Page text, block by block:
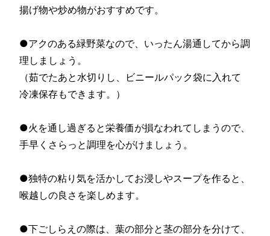
揚げ物や炒め物がおすすめです。
●アクのある緑野菜なので、いったん湯通してから調
理しましょう。
（茹でたあと水切りし、ビニールパック袋に入れて
冷凍保存もできます。）
●火を通し過ぎると栄養価が損なわれてしまうので、
手早くさらっと調理を心がけましょう。
●独特の粘り気を活かしてお浸しやスープを作ると、
喉越しの良さを楽しめます。
●下ごしらえの際は、葉の部分と茎の部分を分けて、